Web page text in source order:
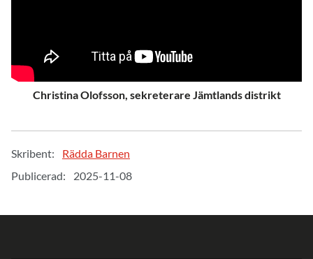
Christina Olofsson, sekreterare Jämtlands distrikt
Skribent:
Rädda Barnen
Publicerad:
2025-11-08